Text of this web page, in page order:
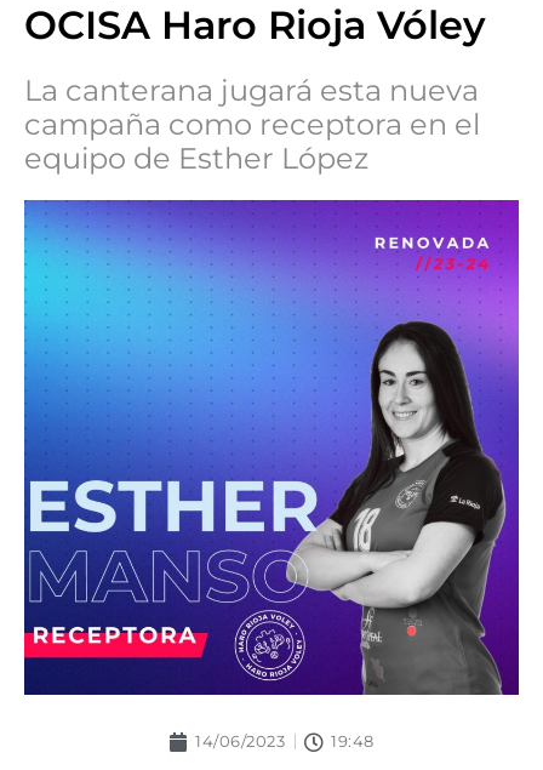
OCISA Haro Rioja Vóley
La canterana jugará esta nueva
campaña como receptora en el
equipo de Esther López
14/06/2023 19:48